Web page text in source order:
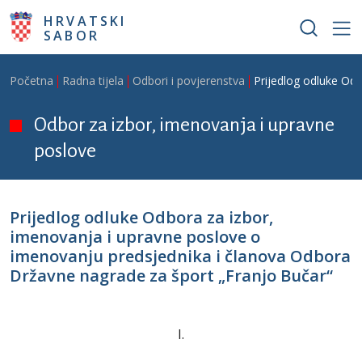
Skoči na glavni sadržaj
HRVATSKI
SABOR
Breadcrumb
Početna Radna tijela Odbori i povjerenstva Prijedlog odluke
Odbor za izbor, imenovanja i upravne
poslove
Prijedlog odluke Odbora za izbor,
imenovanja i upravne poslove o
imenovanju predsjednika i članova Odbora
Državne nagrade za šport „Franjo Bučar“
I.